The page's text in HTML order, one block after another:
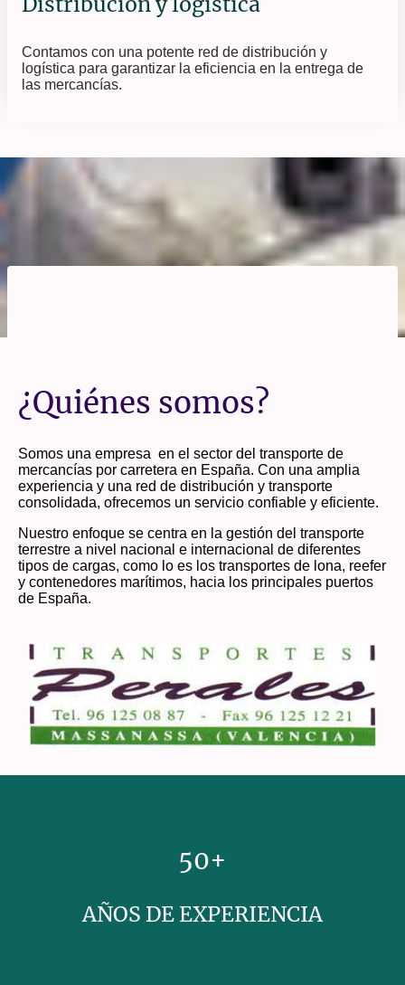
Contamos con una potente red de distribución y
logística para garantizar la eficiencia en la entrega de
las mercancías.
¿Quiénes somos?
Somos una empresa en el sector del transporte de
mercancías por carretera en España. Con una amplia
experiencia y una red de distribución y transporte
consolidada, ofrecemos un servicio confiable y eficiente.
Nuestro enfoque se centra en la gestión del transporte
terrestre a nivel nacional e internacional de diferentes
tipos de cargas, como lo es los transportes de lona, reefer
y contenedores marítimos, hacia los principales puertos
de España.
50+
AÑOS DE EXPERIENCIA